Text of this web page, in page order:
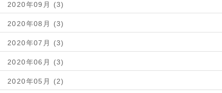
2020年09月 (3)
2020年08月 (3)
2020年07月 (3)
2020年06月 (3)
2020年05月 (2)